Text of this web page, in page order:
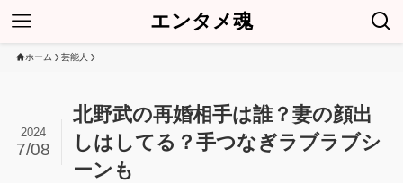
エンタメ魂
ホーム 芸能人
北野武の再婚相手は誰？妻の顔出
しはしてる？手つなぎラブラブシ
ーンも
2024
7/08